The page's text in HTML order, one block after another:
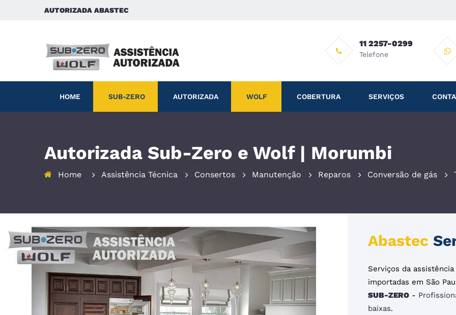
AUTORIZADA ABASTEC
11 2257-0299
Telefone
HOME SUB-ZERO AUTORIZADA WOLF COBERTURA SERVIÇOS
Autorizada Sub-Zero e Wolf | Morumbi
Home Assistência Técnica Consertos Manutenção Reparos Conversão de gás
Abastec
Serviços da
importadas em São
SUB-ZERO-
baixas.